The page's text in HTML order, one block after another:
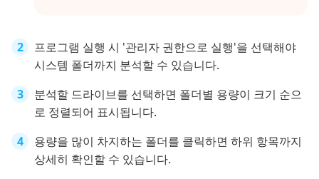
프로그램 실행 시 '관리자 권한으로 실행'을 선택해야
시스템 폴더까지 분석할 수 있습니다.
분석할 드라이브를 선택하면 폴더별 용량이 크기 순으
로 정렬되어 표시됩니다.
용량을 많이 차지하는 폴더를 클릭하면 하위 항목까지
상세히 확인할 수 있습니다.